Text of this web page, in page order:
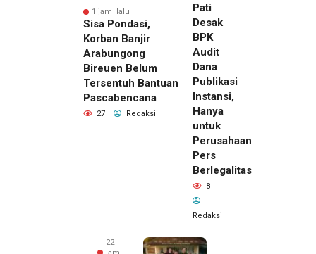
1 jam lalu
Sisa Pondasi,
Korban Banjir
Arabungong
Bireuen Belum
Tersentuh Bantuan
Pascabencana
27 Redaksi
Pati
Desak
BPK
Audit
Dana
Publikasi
Instansi,
Hanya
untuk
Perusahaan
Pers
Berlegalitas
8
Redaksi
22